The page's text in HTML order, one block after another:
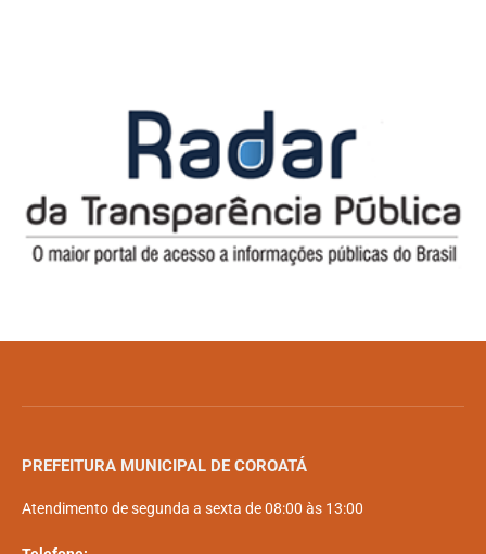
PREFEITURA MUNICIPAL DE COROATÁ
Atendimento de segunda a sexta de 08:00 às 13:00